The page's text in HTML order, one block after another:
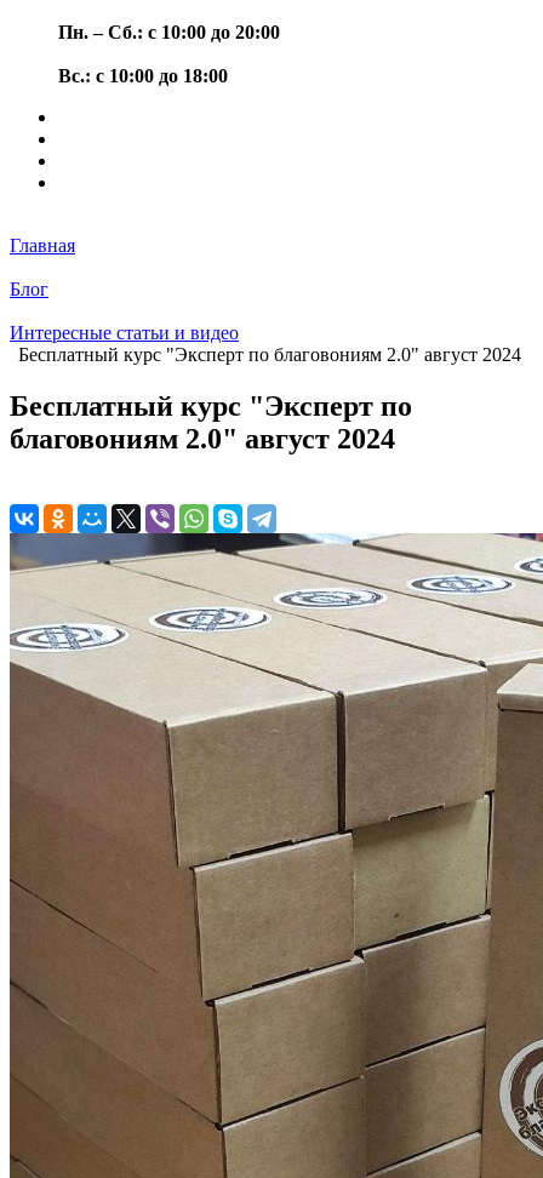
Пн. – Сб.: с 10:00 до 20:00
Вс.: с 10:00 до 18:00
Главная
Блог
Интересные статьи и видео
Бесплатный курс "Эксперт по благовониям 2.0" август 2024
Бесплатный курс "Эксперт по
благовониям 2.0" август 2024